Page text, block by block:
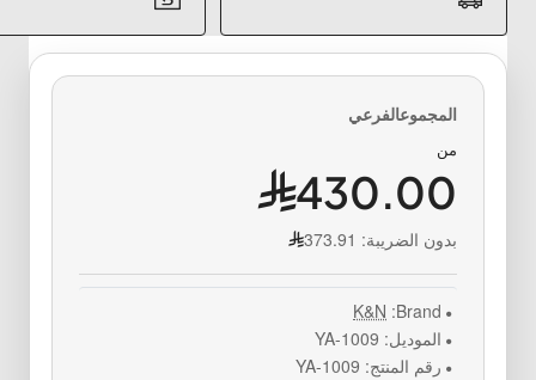
من
430.00
بدون الضريبة: 373.91
Brand:
K&N
الموديل: YA-1009
رقم المنتج: YA-1009